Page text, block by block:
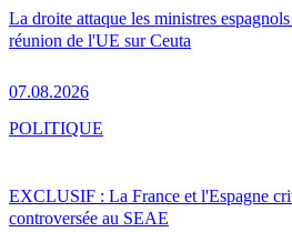
La droite attaque les ministres
réunion de l'UE sur Ceuta
07.08.2026
EXCLUSIF : La France et l'Espagne
controversée au SEAE
POLITIQUE